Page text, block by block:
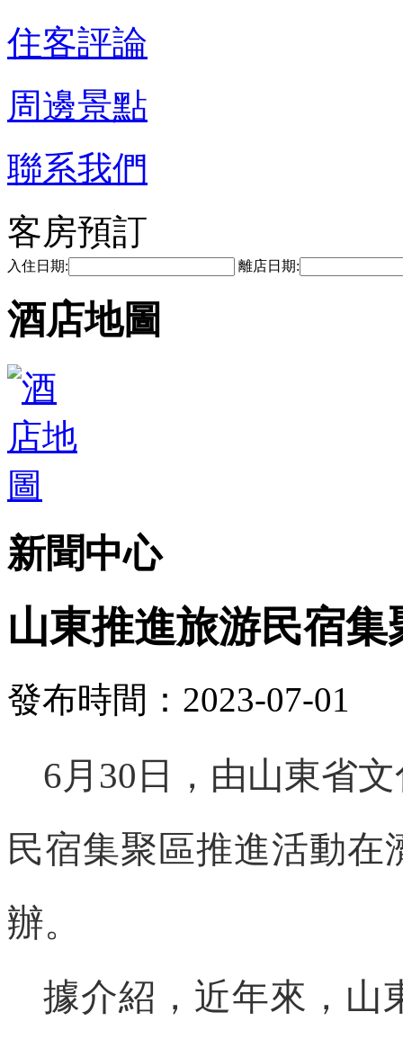
住客評論
周邊景點
聯系我們
客房預訂
入住日期: 離店日期:
酒店地圖
新聞中心
山東推進旅游民宿集
發布時間：2023-07-01
6月30日，由山東省
民宿集聚區推進活動
辦。
據介紹，近年來，山